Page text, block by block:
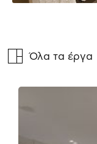
Όλα τα έργα